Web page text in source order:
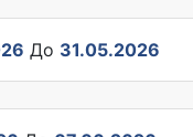
До 31.05.2026